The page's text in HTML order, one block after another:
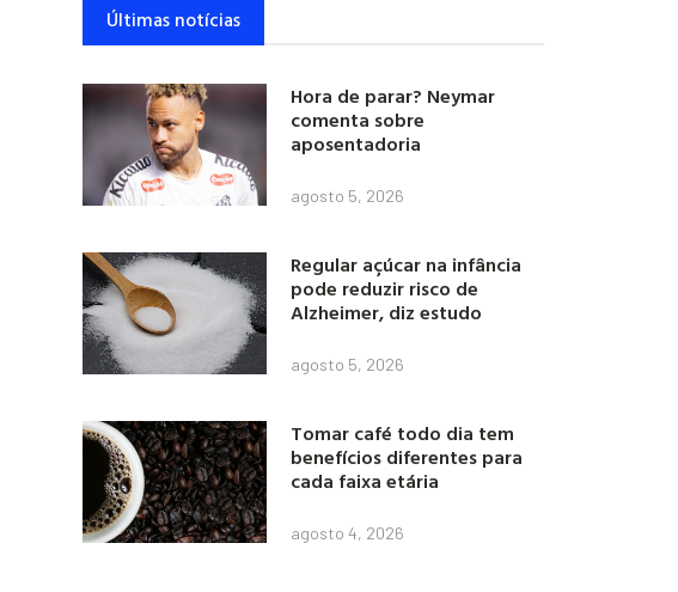
Últimas notícias
Hora de parar? Neymar
comenta sobre
aposentadoria
agosto 5, 2026
Regular açúcar na infância
pode reduzir risco de
Alzheimer, diz estudo
agosto 5, 2026
Tomar café todo dia tem
benefícios diferentes para
cada faixa etária
agosto 4, 2026